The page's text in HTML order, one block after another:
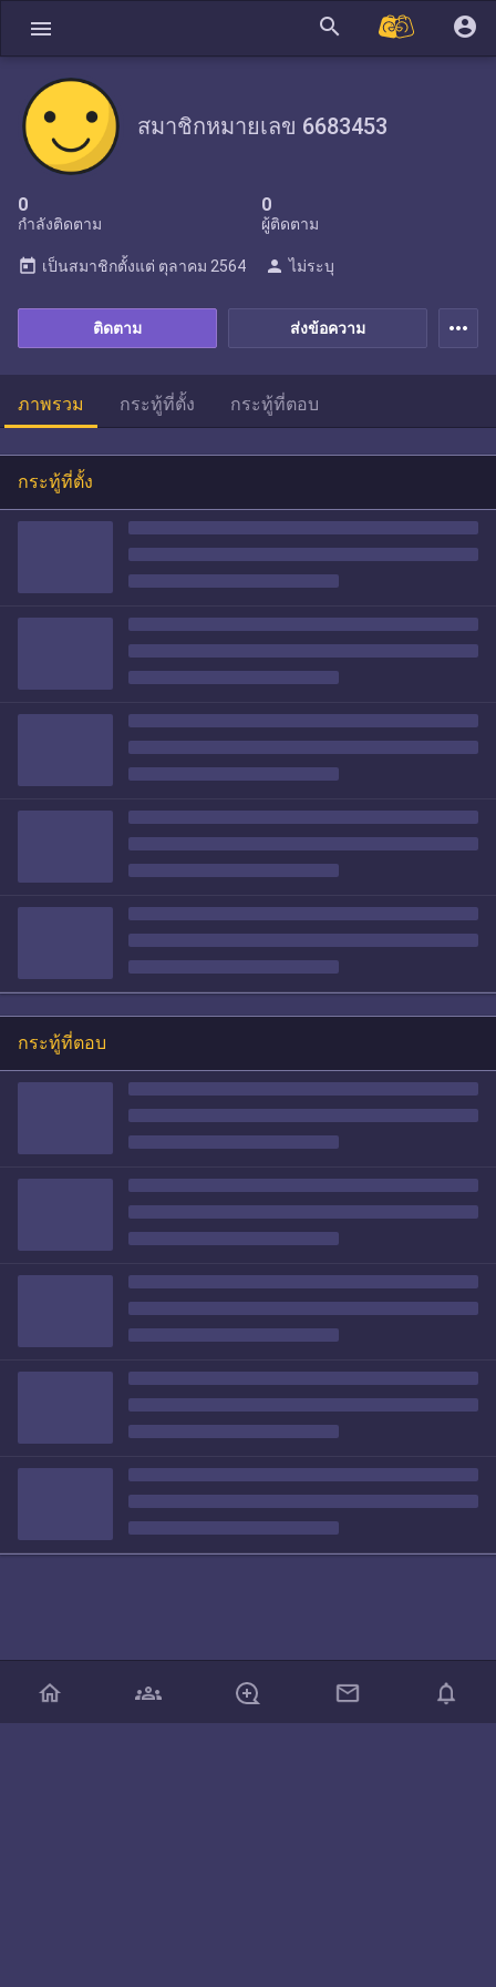
menu search account_circle
สมาชิกหมายเลข 6683453
0
กำลังติดตาม
0
ผู้ติดตาม
ส่งข้อความ
ติดตาม
today เป็นสมาชิกตั้งแต่ ตุลาคม 2564 person ไม่ระบุ
more_horiz
ภาพรวม กระทู้ที่ตั้ง กระทู้ที่ตอบ
กระทู้ที่ตั้ง
กระทู้ที่ตอบ